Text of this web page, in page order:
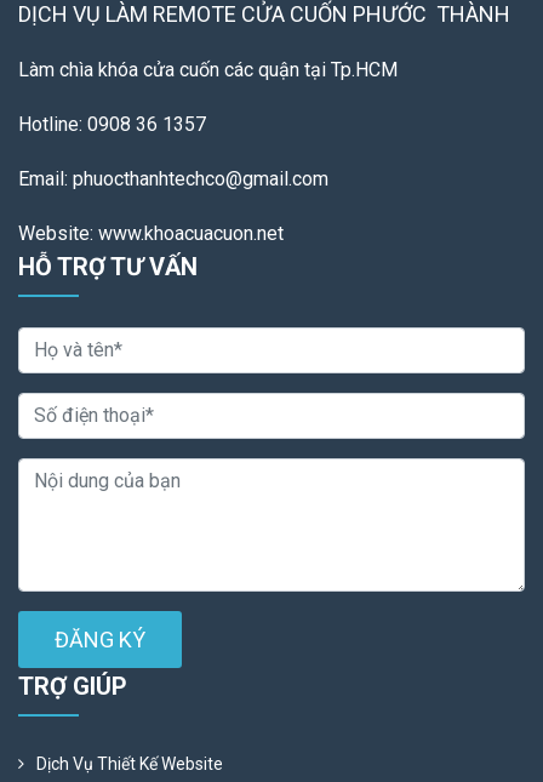
DỊCH VỤ LÀM REMOTE CỬA CUỐN PHƯỚC THÀNH
Làm chìa khóa cửa cuốn các quận tại Tp.HCM
Hotline: 0908 36 1357
Email: phuocthanhtechco@gmail.com
Website: www.khoacuacuon.net
HỖ TRỢ TƯ VẤN
ĐĂNG KÝ
TRỢ GIÚP
Dịch Vụ Thiết Kế Website